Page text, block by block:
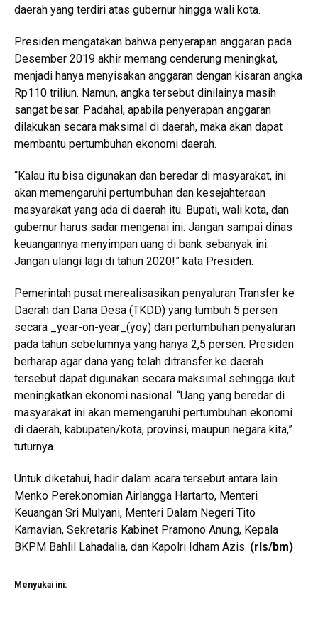
daerah yang terdiri atas gubernur hingga wali kota.
Presiden mengatakan bahwa penyerapan anggaran pada
Desember 2019 akhir memang cenderung meningkat,
menjadi hanya menyisakan anggaran dengan kisaran angka
Rp110 triliun. Namun, angka tersebut dinilainya masih
sangat besar. Padahal, apabila penyerapan anggaran
dilakukan secara maksimal di daerah, maka akan dapat
membantu pertumbuhan ekonomi daerah.
“Kalau itu bisa digunakan dan beredar di masyarakat, ini
akan memengaruhi pertumbuhan dan kesejahteraan
masyarakat yang ada di daerah itu. Bupati, wali kota, dan
gubernur harus sadar mengenai ini. Jangan sampai dinas
keuangannya menyimpan uang di bank sebanyak ini.
Jangan ulangi lagi di tahun 2020!” kata Presiden.
Pemerintah pusat merealisasikan penyaluran Transfer ke
Daerah dan Dana Desa (TKDD) yang tumbuh 5 persen
secara _year-on-year_(yoy) dari pertumbuhan penyaluran
pada tahun sebelumnya yang hanya 2,5 persen. Presiden
berharap agar dana yang telah ditransfer ke daerah
tersebut dapat digunakan secara maksimal sehingga ikut
meningkatkan ekonomi nasional. “Uang yang beredar di
masyarakat ini akan memengaruhi pertumbuhan ekonomi
di daerah, kabupaten/kota, provinsi, maupun negara kita,”
tuturnya.
Untuk diketahui, hadir dalam acara tersebut antara lain
Menko Perekonomian Airlangga Hartarto, Menteri
Keuangan Sri Mulyani, Menteri Dalam Negeri Tito
Karnavian, Sekretaris Kabinet Pramono Anung, Kepala
BKPM Bahlil Lahadalia, dan Kapolri Idham Azis. (rls/bm)
Menyukai ini: